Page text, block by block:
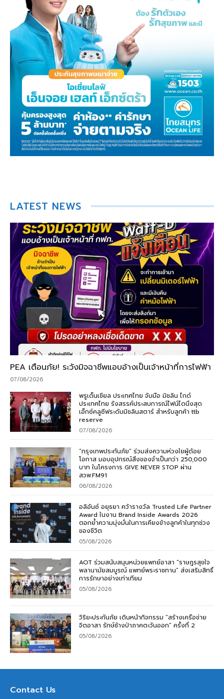
LATEST NEWS
PEA เตือนภัย! ระวังมิจฉาชีพแอบอ้างเป็นเจ้าหน้าที่การไฟฟ้า
07/08/2026
พรูเด็นเชียล ประเทศไทย จับมือ มิชลิน ไกด์
ประเทศไทย รังสรรค์ประสบการณ์ไฟน์ไดนิ่งสุด
เอ็กซ์คลูซีฟระดับมิชลินสตาร์ สำหรับลูกค้า ttb
reserve
07/08/2026
“กรุงเทพประกันภัย” ร่วมส่งความห่วงใยผู้ด้อย
โอกาส มอบอุปกรณ์สิ่งของจำเป็นกว่า 250,000
บาท ในโครงการ GIVE NEVER STOP ผ่าน
สวพ.FM91
06/08/2026
อลิอันซ์ อยุธยา คว้ารางวัล Trusted Life Partner
Award ในงาน Brand Inside Awards 2026
ตอกย้ำความมุ่งมั่นในการเคียงข้างลูกค้าในทุกช่วง
ของชีวิต
05/08/2026
AOT ร่วมสนับสนุนหน่วยแพทย์อาสา “ราษฎรสุขใจ
พลานามัยสมบูรณ์ แพทย์พระราชทาน” ส่งเสริมสิทธิ์
การรักษาอย่างเท่าเทียม
05/08/2026
วิริยะประกันภัย เดินหน้ากิจกรรม “สร้างเครือข่าย
จิตอาสา รักษ์ช้างป่าภาคตะวันออก” ครั้งที่ 2
05/08/2026
Contact Us